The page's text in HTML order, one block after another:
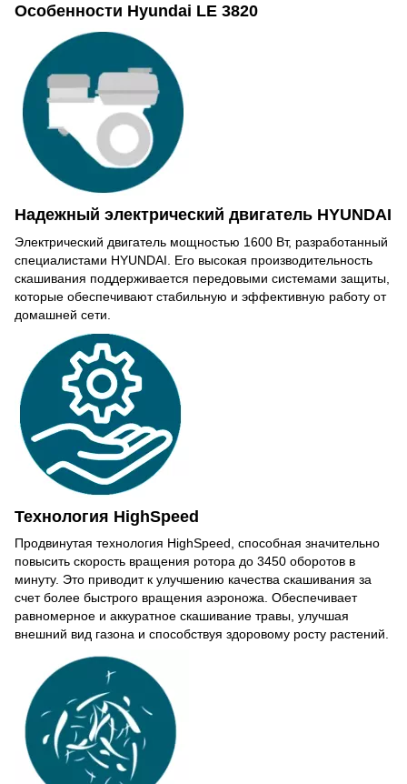
Особенности Hyundai LE 3820
Надежный электрический двигатель HYUNDAI
Электрический двигатель мощностью 1600 Вт, разработанный
специалистами HYUNDAI. Его высокая производительность
скашивания поддерживается передовыми системами защиты,
которые обеспечивают стабильную и эффективную работу от
домашней сети.
Технология HighSpeed
Продвинутая технология HighSpeed, способная значительно
повысить скорость вращения ротора до 3450 оборотов в
минуту. Это приводит к улучшению качества скашивания за
счет более быстрого вращения аэроножа. Обеспечивает
равномерное и аккуратное скашивание травы, улучшая
внешний вид газона и способствуя здоровому росту растений.